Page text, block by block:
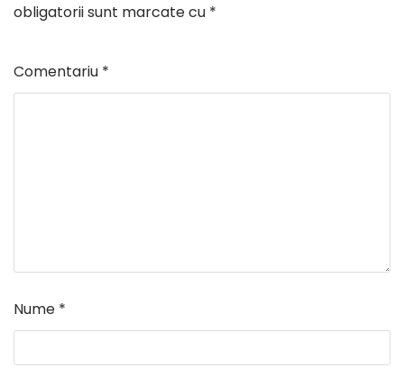
obligatorii sunt marcate cu *
Comentariu *
Nume *